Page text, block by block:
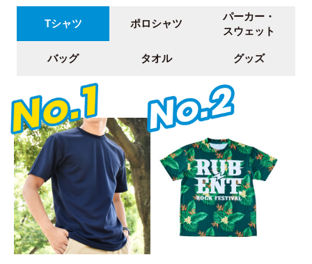
Tシャツ ポロシャツ
パーカー・
スウェット
バッグ タオル グッズ